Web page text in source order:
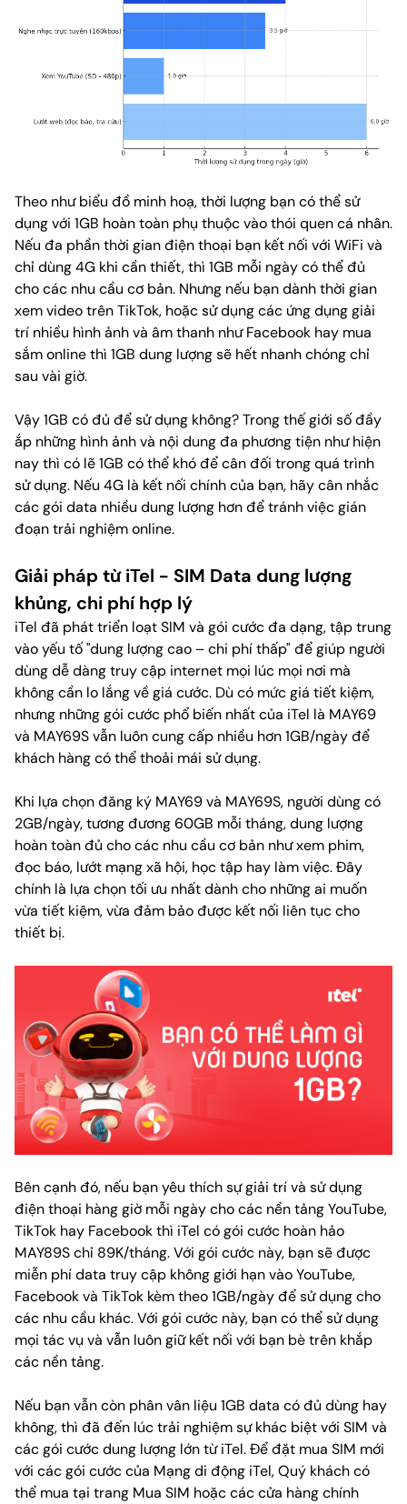
Theo như biểu đồ minh hoạ, thời lượng bạn có thể sử
dụng với 1GB hoàn toàn phụ thuộc vào thói quen cá nhân.
Nếu đa phần thời gian điện thoại bạn kết nối với WiFi và
chỉ dùng 4G khi cần thiết, thì 1GB mỗi ngày có thể đủ
cho các nhu cầu cơ bản. Nhưng nếu bạn dành thời gian
xem video trên TikTok, hoặc sử dụng các ứng dụng giải
trí nhiều hình ảnh và âm thanh như Facebook hay mua
sắm online thì 1GB dung lượng sẽ hết nhanh chóng chỉ
sau vài giờ.
Vậy 1GB có đủ để sử dụng không? Trong thế giới số đầy
ắp những hình ảnh và nội dung đa phương tiện như hiện
nay thì có lẽ 1GB có thể khó để cân đối trong quá trình
sử dụng. Nếu 4G là kết nối chính của bạn, hãy cân nhắc
các gói data nhiều dung lượng hơn để tránh việc gián
đoạn trải nghiệm online.
Giải pháp từ iTel - SIM Data dung lượng
khủng, chi phí hợp lý
iTel đã phát triển loạt SIM và gói cước đa dạng, tập trung
vào yếu tố "dung lượng cao – chi phí thấp" để giúp người
dùng dễ dàng truy cập internet mọi lúc mọi nơi mà
không cần lo lắng về giá cước. Dù có mức giá tiết kiệm,
nhưng những gói cước phổ biến nhất của iTel là MAY69
và MAY69S vẫn luôn cung cấp nhiều hơn 1GB/ngày để
khách hàng có thể thoải mái sử dụng.
Khi lựa chọn đăng ký MAY69 và MAY69S, người dùng có
2GB/ngày, tương đương 60GB mỗi tháng, dung lượng
hoàn toàn đủ cho các nhu cầu cơ bản như xem phim,
đọc báo, lướt mạng xã hội, học tập hay làm việc. Đây
chính là lựa chọn tối ưu nhất dành cho những ai muốn
vừa tiết kiệm, vừa đảm bảo được kết nối liên tục cho
thiết bị.
Bên cạnh đó, nếu bạn yêu thích sự giải trí và sử dụng
điện thoại hàng giờ mỗi ngày cho các nền tảng YouTube,
TikTok hay Facebook thì iTel có gói cước hoàn hảo
MAY89S chỉ 89K/tháng. Với gói cước này, bạn sẽ được
miễn phí data truy cập không giới hạn vào YouTube,
Facebook và TikTok kèm theo 1GB/ngày để sử dụng cho
các nhu cầu khác. Với gói cước này, bạn có thể sử dụng
mọi tác vụ và vẫn luôn giữ kết nối với bạn bè trên khắp
các nền tảng.
Nếu bạn vẫn còn phân vân liệu 1GB data có đủ dùng hay
không, thì đã đến lúc trải nghiệm sự khác biệt với SIM và
các gói cước dung lượng lớn từ iTel. Để đặt mua SIM mới
với các gói cước của Mạng di động iTel, Quý khách có
thể mua tại trang Mua SIM hoặc các cửa hàng chính